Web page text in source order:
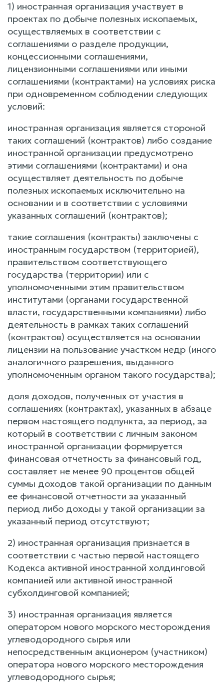
1) иностранная организация участвует в
проектах по добыче полезных ископаемых,
осуществляемых в соответствии с
соглашениями о разделе продукции,
концессионными соглашениями,
лицензионными соглашениями или иными
соглашениями (контрактами) на условиях риска
при одновременном соблюдении следующих
условий:
иностранная организация является стороной
таких соглашений (контрактов) либо создание
иностранной организации предусмотрено
этими соглашениями (контрактами) и она
осуществляет деятельность по добыче
полезных ископаемых исключительно на
основании и в соответствии с условиями
указанных соглашений (контрактов);
такие соглашения (контракты) заключены с
иностранным государством (территорией),
правительством соответствующего
государства (территории) или с
уполномоченными этим правительством
институтами (органами государственной
власти, государственными компаниями) либо
деятельность в рамках таких соглашений
(контрактов) осуществляется на основании
лицензии на пользование участком недр (иного
аналогичного разрешения, выданного
уполномоченным органом такого государства);
доля доходов, полученных от участия в
соглашениях (контрактах), указанных в абзаце
первом настоящего подпункта, за период, за
который в соответствии с личным законом
иностранной организации формируется
финансовая отчетность за финансовый год,
составляет не менее 90 процентов общей
суммы доходов такой организации по данным
ее финансовой отчетности за указанный
период либо доходы у такой организации за
указанный период отсутствуют;
2) иностранная организация признается в
соответствии с частью первой настоящего
Кодекса активной иностранной холдинговой
компанией или активной иностранной
субхолдинговой компанией;
3) иностранная организация является
оператором нового морского месторождения
углеводородного сырья или
непосредственным акционером (участником)
оператора нового морского месторождения
углеводородного сырья;